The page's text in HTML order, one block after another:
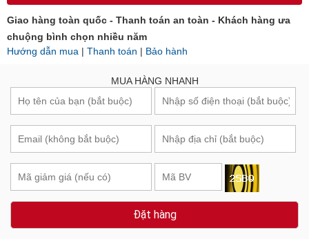
Giao hàng toàn quốc - Thanh toán an toàn - Khách hàng ưa
chuộng bình chọn nhiều năm
Hướng dẫn mua | Thanh toán | Bảo hành
MUA HÀNG NHANH
Đặt hàng